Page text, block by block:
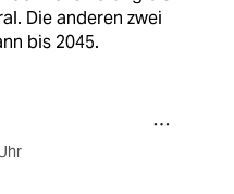
Die anderen zwei
bis 2045.